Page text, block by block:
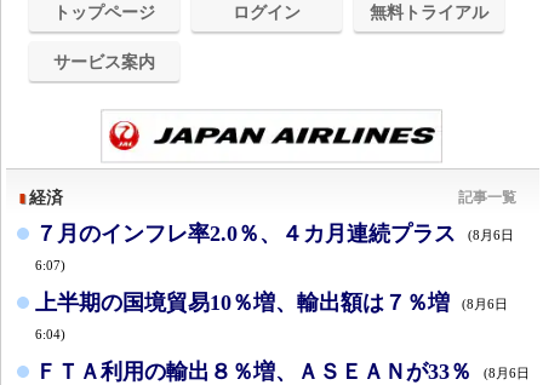
トップページ ログイン 無料トライアル
サービス案内
経済 記事一覧
７月のインフレ率2.0％、４カ月連続プラス (8月6日
6:07)
上半期の国境貿易10％増、輸出額は７％増 (8月6日
6:04)
ＦＴＡ利用の輸出８％増、ＡＳＥＡＮが33％ (8月6日